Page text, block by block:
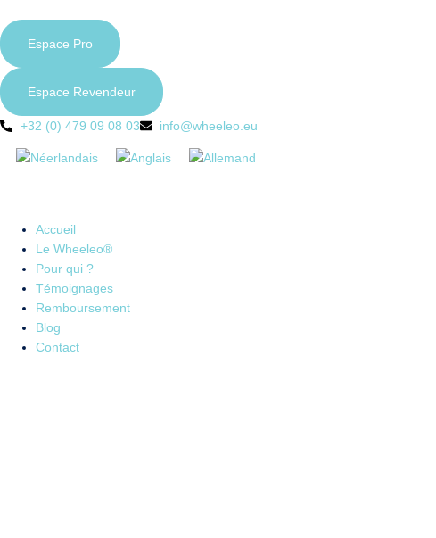
Espace Pro
Espace Revendeur
+32 (0) 479 09 08 03 info@wheeleo.eu
Accueil
Le Wheeleo®
Pour qui ?
Témoignages
Remboursement
Blog
Contact